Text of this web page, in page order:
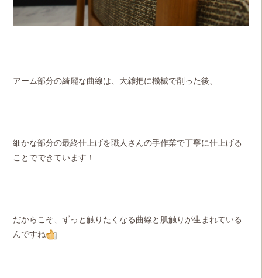
アーム部分の綺麗な曲線は、大雑把に機械で削った後、
細かな部分の最終仕上げを職人さんの手作業で丁寧に仕上げる
ことでできています！
だからこそ、ずっと触りたくなる曲線と肌触りが生まれている
んですね